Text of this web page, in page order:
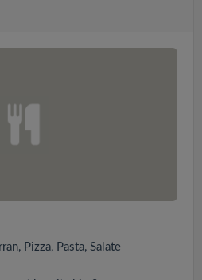
Pizza, Pasta, Salate